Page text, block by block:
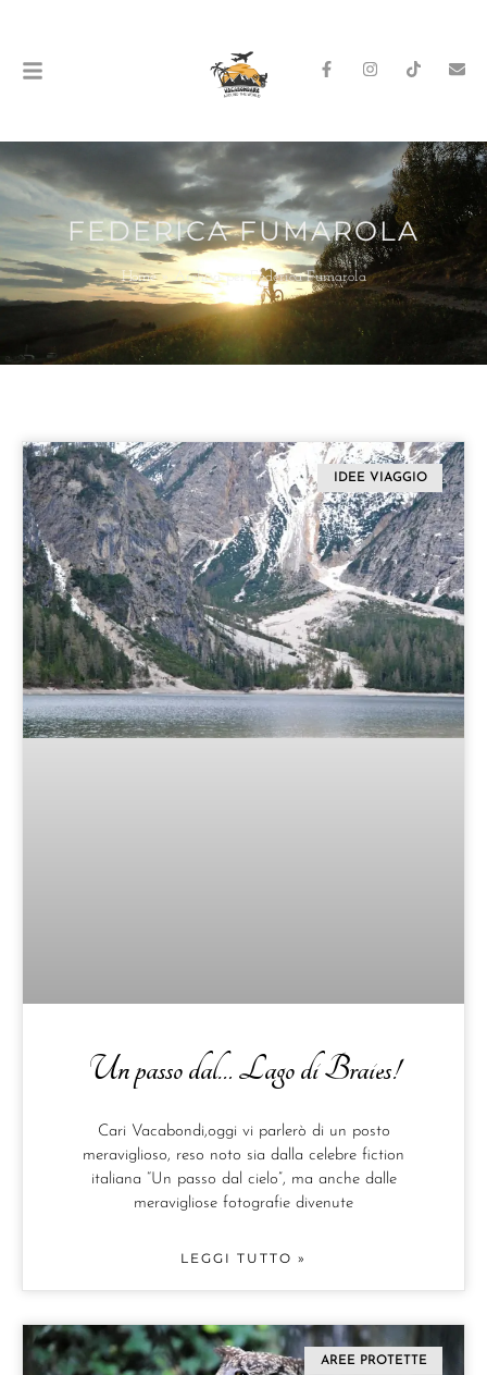
FEDERICA FUMAROLA
Home» Archivi per Federica Fumarola
IDEE VIAGGIO
Un passo dal… Lago di Braies!
Cari Vacabondi,oggi vi parlerò di un posto
meraviglioso, reso noto sia dalla celebre fiction
italiana “Un passo dal cielo”, ma anche dalle
meravigliose fotografie divenute
LEGGI TUTTO »
AREE PROTETTE